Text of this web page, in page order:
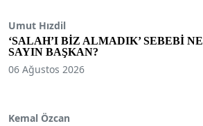
Umut Hızdil
‘SALAH’I BİZ ALMADIK’ SEBEBİ NE
SAYIN BAŞKAN?
06 Ağustos 2026
Kemal Özcan